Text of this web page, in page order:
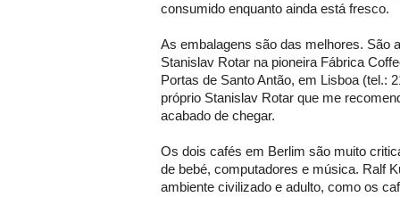
consumido enquanto ainda está fresco.
As embalagens são das melhores. São
Stanislav Rotar na pioneira Fábrica
Portas de Santo Antão, em Lisboa (tel.:
próprio Stanislav Rotar que me
acabado de chegar.
Os dois cafés em Berlim são muito
de bebé, computadores e música. Ralf
ambiente civilizado e adulto, como os